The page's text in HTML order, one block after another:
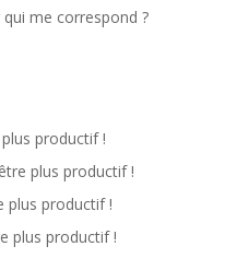
me correspond ?
productif !
plus productif !
plus productif !
plus productif !